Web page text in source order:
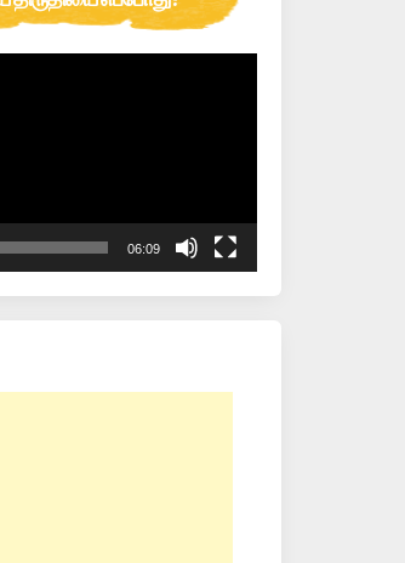
06:09